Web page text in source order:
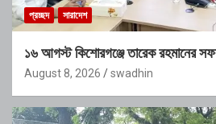
প্রচ্ছদ সারাদেশ
১৬ আগস্ট কিশোরগঞ্জে তারেক রহমানের
August 8, 2026 swadhin